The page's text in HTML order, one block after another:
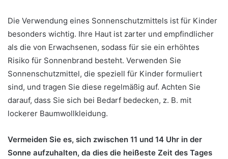
Die Verwendung eines Sonnenschutzmittels ist für Kinder
besonders wichtig. Ihre Haut ist zarter und empfindlicher
als die von Erwachsenen, sodass für sie ein erhöhtes
Risiko für Sonnenbrand besteht. Verwenden Sie
Sonnenschutzmittel, die speziell für Kinder formuliert
sind, und tragen Sie diese regelmäßig auf. Achten Sie
darauf, dass Sie sich bei Bedarf bedecken, z. B. mit
lockerer Baumwollkleidung.
Vermeiden Sie es, sich zwischen 11 und 14 Uhr in der
Sonne aufzuhalten, da dies die heißeste Zeit des Tages